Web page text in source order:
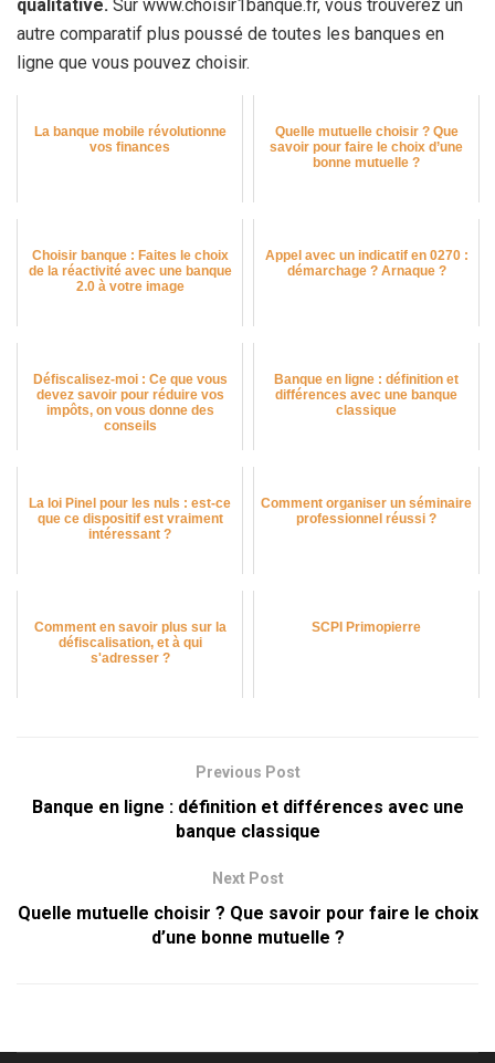
qualitative. Sur www.choisir1banque.fr, vous trouverez un
autre comparatif plus poussé de toutes les banques en
ligne que vous pouvez choisir.
La banque mobile révolutionne
vos finances
Quelle mutuelle choisir ? Que
savoir pour faire le choix d’une
bonne mutuelle ?
Choisir banque : Faites le choix
de la réactivité avec une banque
2.0 à votre image
Appel avec un indicatif en 0270 :
démarchage ? Arnaque ?
Défiscalisez-moi : Ce que vous
devez savoir pour réduire vos
impôts, on vous donne des
conseils
Banque en ligne : définition et
différences avec une banque
classique
La loi Pinel pour les nuls : est-ce
que ce dispositif est vraiment
intéressant ?
Comment organiser un séminaire
professionnel réussi ?
Comment en savoir plus sur la
défiscalisation, et à qui
s'adresser ?
SCPI Primopierre
Previous Post
Banque en ligne : définition et différences avec une
banque classique
Next Post
Quelle mutuelle choisir ? Que savoir pour faire le choix
d’une bonne mutuelle ?